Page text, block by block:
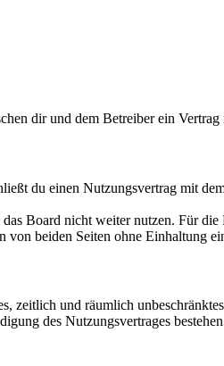
dir und dem Betreiber ein Vertrag
du einen Nutzungsvertrag mit
Board nicht weiter nutzen. Für
beiden Seiten ohne Einhaltung
zeitlich und räumlich
des Nutzungsvertrages